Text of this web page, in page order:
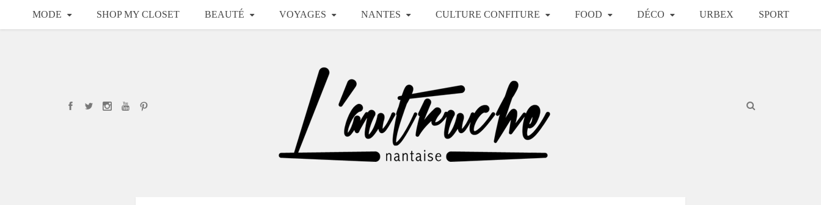
MODE SHOP MY CLOSET BEAUTÉ VOYAGES NANTES CULTURE CONFITURE FOOD DÉCO URBEX SPORT